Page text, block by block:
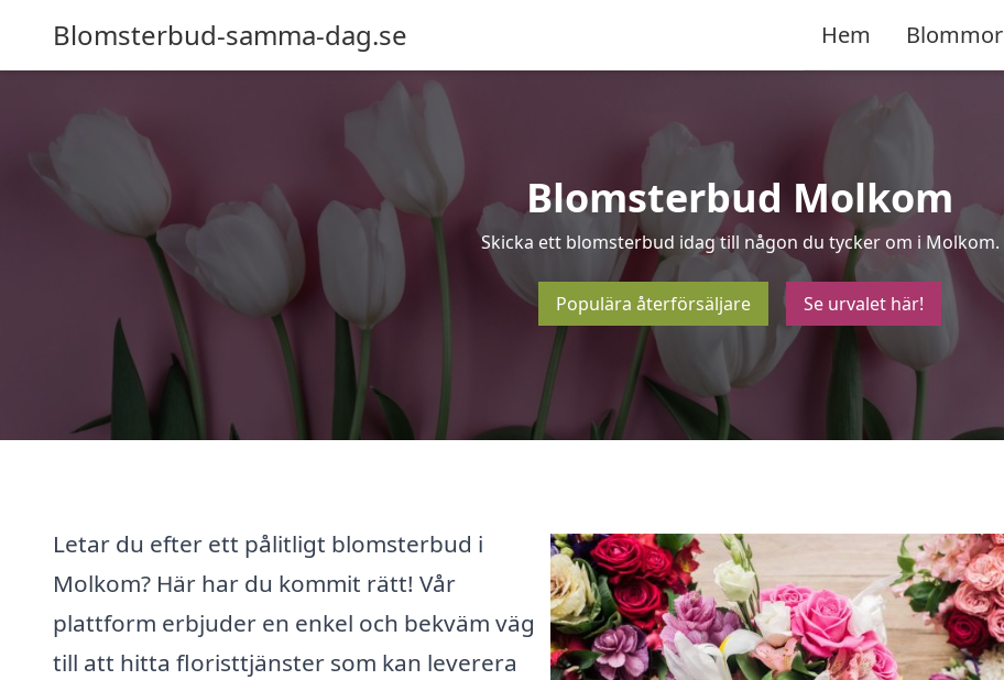
Blomsterbud-samma-dag.se Hem Blommor
Blomsterbud Molkom
Skicka ett blomsterbud idag till någon du tycker om i Molkom.
Populära återförsäljare Se urvalet här!
Letar du efter ett pålitligt blomsterbud i
Molkom? Här har du kommit rätt! Vår
plattform erbjuder en enkel och bekväm väg
till att hitta floristtjänster som kan leverera